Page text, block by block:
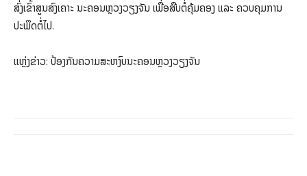
ສົ່ງເຂົ້າສູນສົງເຄາະ ນະຄອນຫຼວງວຽງຈັນ ເພື່ອສືບຕໍ່ຄຸ້ມຄອງ ແລະ ຄວບຄຸມການ
ປະພຶດຕໍ່ໄປ.
ແຫຼ່ງຂ່າວ: ປ້ອງກັນຄວາມສະຫງົບນະຄອນຫຼວງວຽງຈັນ